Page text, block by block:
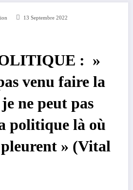
13 Septembre 2022
: »
venu faire la
ne peut pas
politique là où
pleurent » (Vital